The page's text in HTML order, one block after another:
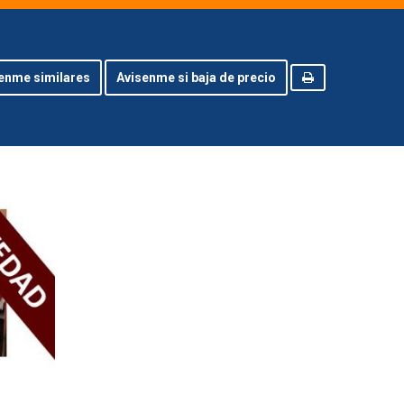
similares Avisenme si baja de precio